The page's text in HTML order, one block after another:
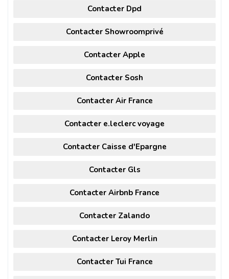
Contacter Dpd
Contacter Showroomprivé
Contacter Apple
Contacter Sosh
Contacter Air France
Contacter e.leclerc voyage
Contacter Caisse d'Epargne
Contacter Gls
Contacter Airbnb France
Contacter Zalando
Contacter Leroy Merlin
Contacter Tui France